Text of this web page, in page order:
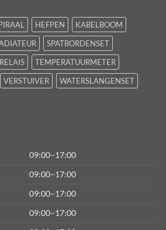
HEFPEN
KABELBOOM
SPATBORDENSET
TEMPERATUURMETER
VERSTUIVER WATERSLANGENSET
09:00–17:00
09:00–17:00
09:00–17:00
09:00–17:00